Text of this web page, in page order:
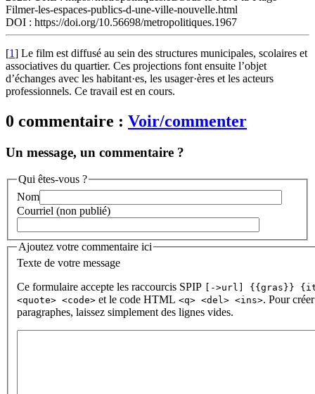
Filmer-les-espaces-publics-d-une-ville-nouvelle.html
DOI : https://doi.org/10.56698/metropolitiques.1967
[1] Le film est diffusé au sein des structures municipales, scolaires et
associatives du quartier. Ces projections font ensuite l’objet
d’échanges avec les habitant·es, les usager·ères et les acteurs
professionnels. Ce travail est en cours.
0 commentaire : Voir/commenter
Un message, un commentaire ?
Qui êtes-vous ?
Nom
Courriel (non publié)
Ajoutez votre commentaire ici
Texte de votre message
Ce formulaire accepte les raccourcis SPIP
[->url] {{gras}}
<quote> <code> et le code HTML <q> <del> <ins>. Pour
paragraphes, laissez simplement des lignes vides.